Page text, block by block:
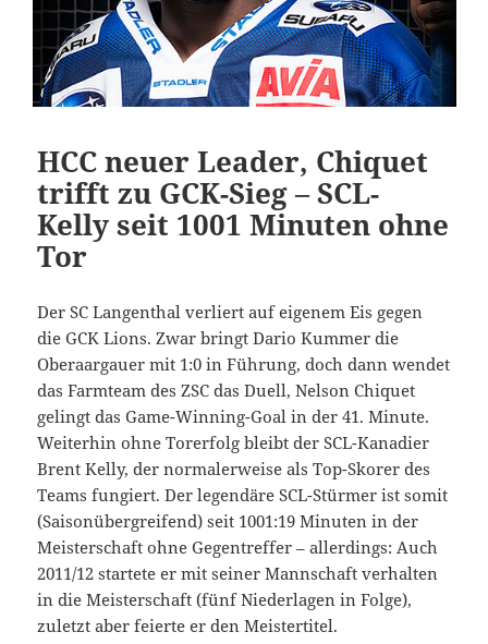
HCC neuer Leader, Chiquet
trifft zu GCK-Sieg – SCL-
Kelly seit 1001 Minuten ohne
Tor
Der SC Langenthal verliert auf eigenem Eis gegen
die GCK Lions. Zwar bringt Dario Kummer die
Oberaargauer mit 1:0 in Führung, doch dann wendet
das Farmteam des ZSC das Duell, Nelson Chiquet
gelingt das Game-Winning-Goal in der 41. Minute.
Weiterhin ohne Torerfolg bleibt der SCL-Kanadier
Brent Kelly, der normalerweise als Top-Skorer des
Teams fungiert. Der legendäre SCL-Stürmer ist somit
(Saisonübergreifend) seit 1001:19 Minuten in der
Meisterschaft ohne Gegentreffer – allerdings: Auch
2011/12 startete er mit seiner Mannschaft verhalten
in die Meisterschaft (fünf Niederlagen in Folge),
zuletzt aber feierte er den Meistertitel.